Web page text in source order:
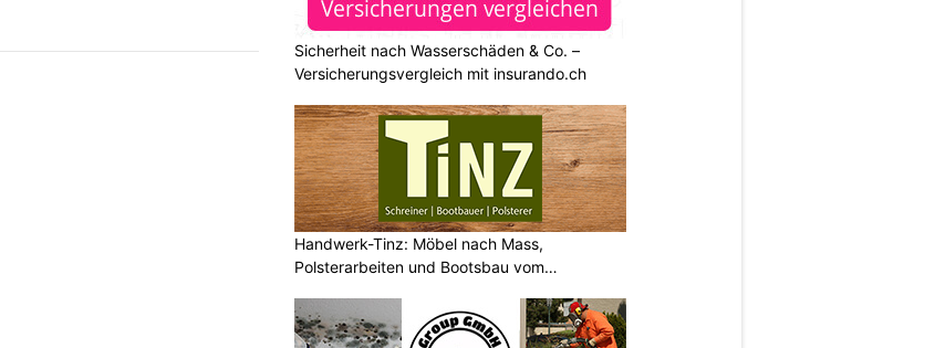
Sicherheit nach Wasserschäden & Co. –
Versicherungsvergleich mit insurando.ch
Handwerk-Tinz: Möbel nach Mass,
Polsterarbeiten und Bootsbau vom